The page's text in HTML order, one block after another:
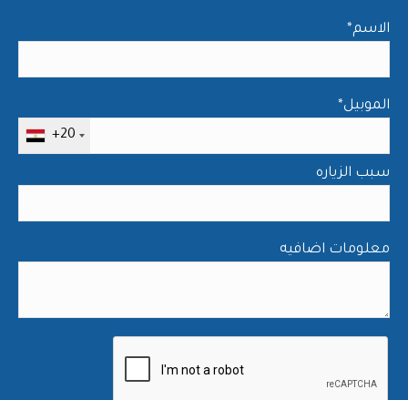
*الاسم
*الموبيل
+20
سبب الزياره
معلومات اضافيه